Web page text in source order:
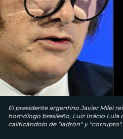
El presidente argentino Javier Milei
homólogo brasileño, Luiz Inácio Lula
calificándolo de "ladrón" y